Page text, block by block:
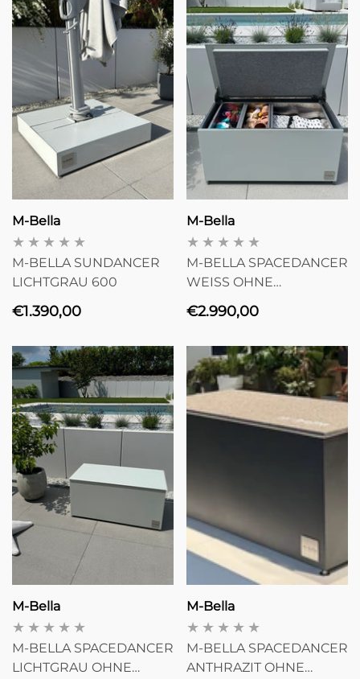
Anbieter:
M-Bella
M-BELLA SUNDANCER
LICHTGRAU 600
Normaler
€1.390,00
Anbieter:
M-Bella
M-BELLA SPACEDANCER
WEISS OHNE
INNENBOXEN
Normaler
€2.990,00
Anbieter:
M-Bella
M-BELLA SPACEDANCER
LICHTGRAU OHNE
Anbieter:
M-Bella
M-BELLA SPACEDANCER
ANTHRAZIT OHNE
Anbieter:
M-Bella
FILZAUFLAGE FÜR M-BELLA
SPACEDANCER
Normaler Preis
€159,00
INNENBOXEN-
BELLA
Normaler Preis